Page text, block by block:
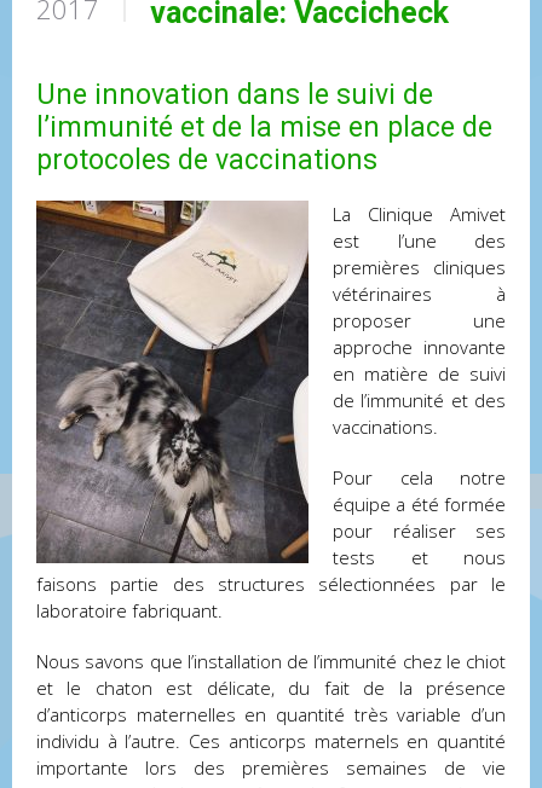
2017
vaccinale: Vaccicheck
Une innovation dans le suivi de
l’immunité et de la mise en place de
protocoles de vaccinations
La Clinique Amivet
est l’une des
premières cliniques
vétérinaires à
proposer une
approche innovante
en matière de suivi
de l’immunité et des
vaccinations.
Pour cela notre
équipe a été formée
pour réaliser ses
tests et nous
faisons partie des structures sélectionnées par le
laboratoire fabriquant.
Nous savons que l’installation de l’immunité chez le chiot
et le chaton est délicate, du fait de la présence
d’anticorps maternelles en quantité très variable d’un
individu à l’autre. Ces anticorps maternels en quantité
importante lors des premières semaines de vie